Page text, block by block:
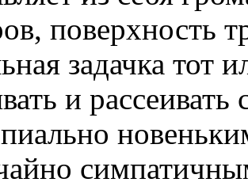
поверхность
задачка тот
и рассеивать